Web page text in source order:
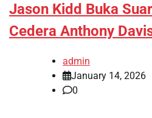
Jason Kidd Buka
Cedera Anthony
admin
January 14, 2026
0